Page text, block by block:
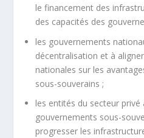
le financement des
des capacités des
les gouvernements
décentralisation et à
nationales sur les
sous-souverains ;
les entités du secteur privé
gouvernements sous-
progresser les